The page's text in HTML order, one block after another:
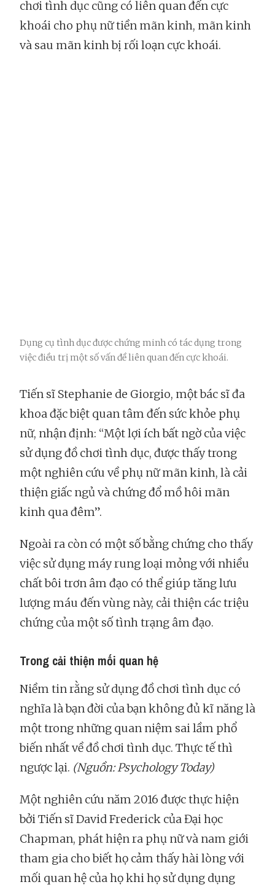
chơi tình dục cũng có liên quan đến cực
khoái cho phụ nữ tiền mãn kinh, mãn kinh
và sau mãn kinh bị rối loạn cực khoái.
Dụng cụ tình dục được chứng minh có tác dụng trong
việc điều trị một số vấn đề liên quan đến cực khoái.
Tiến sĩ Stephanie de Giorgio, một bác sĩ đa
khoa đặc biệt quan tâm đến sức khỏe phụ
nữ, nhận định: “Một lợi ích bất ngờ của việc
sử dụng đồ chơi tình dục, được thấy trong
một nghiên cứu về phụ nữ mãn kinh, là cải
thiện giấc ngủ và chứng đổ mồ hôi mãn
kinh qua đêm”.
Ngoài ra còn có một số bằng chứng cho thấy
việc sử dụng máy rung loại mỏng với nhiều
chất bôi trơn âm đạo có thể giúp tăng lưu
lượng máu đến vùng này, cải thiện các triệu
chứng của một số tình trạng âm đạo.
Trong cải thiện mối quan hệ
Niềm tin rằng sử dụng đồ chơi tình dục có
nghĩa là bạn đời của bạn không đủ kĩ năng là
một trong những quan niệm sai lầm phổ
biến nhất về đồ chơi tình dục. Thực tế thì
ngược lại. (Nguồn: Psychology Today)
Một nghiên cứu năm 2016 được thực hiện
bởi Tiến sĩ David Frederick của Đại học
Chapman, phát hiện ra phụ nữ và nam giới
tham gia cho biết họ cảm thấy hài lòng với
mối quan hệ của họ khi họ sử dụng dụng